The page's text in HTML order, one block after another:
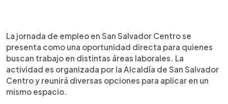
Escuchar artículo
La Alcaldía de San Salvador Centro realizará una
jornada de empleo el próximo 27 de marzo,
ofreciendo más de 20 oportunidades laborales
en distintas áreas. La actividad se llevará a cabo
de 8:00 a.m. a 12:00 del mediodía en la Zona 1,
ubicada en barrio San Miguelito. Los asistentes
podrán aplicar a plazas como atención al cliente,
La jornada de empleo en San Salvador Centro se
presenta como una oportunidad directa para quienes
buscan trabajo en distintas áreas laborales. La
actividad es organizada por la Alcaldía de San Salvador
Centro y reunirá diversas opciones para aplicar en un
mismo espacio.